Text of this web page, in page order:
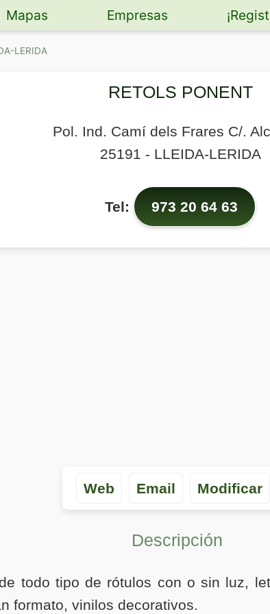
Mapas Empresas
LERIDA
RETOLS PONENT
Pol. Ind. Camí dels Frares C/.
25191 - LLEIDA-LERIDA
Tel: 973 20 64 63
Web Email Modificar
Descripción
todo tipo de rótulos con o sin luz,
formato, vinilos decorativos.